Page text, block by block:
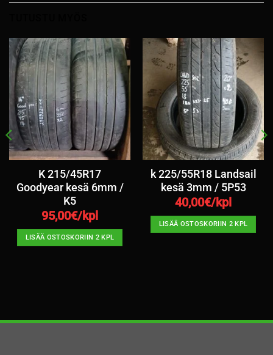
K 215/45R17
Goodyear kesä 6mm /
K5
95,00€/kpl
LISÄÄ OSTOSKORIIN 2 KPL
k 225/55R18 Landsail
kesä 3mm / 5P53
40,00€/kpl
LISÄÄ OSTOSKORIIN 2 KPL